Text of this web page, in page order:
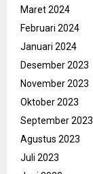
Maret 2024
Februari 2024
Januari 2024
Desember 2023
November 2023
Oktober 2023
September 2023
Agustus 2023
Juli 2023